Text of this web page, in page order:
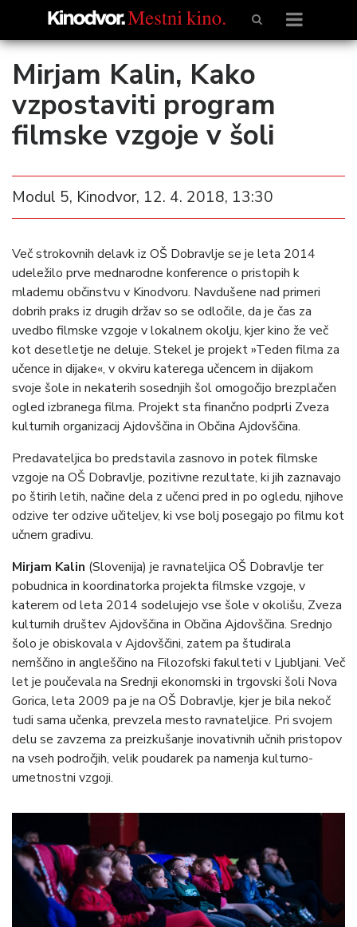
Mirjam Kalin, Kako
vzpostaviti program
filmske vzgoje v šoli
Modul 5, Kinodvor, 12. 4. 2018, 13:30
Več strokovnih delavk iz OŠ Dobravlje se je leta 2014
udeležilo prve mednarodne konference o pristopih k
mlademu občinstvu v Kinodvoru. Navdušene nad primeri
dobrih praks iz drugih držav so se odločile, da je čas za
uvedbo filmske vzgoje v lokalnem okolju, kjer kino že več
kot desetletje ne deluje. Stekel je projekt »Teden filma za
učence in dijake«, v okviru katerega učencem in dijakom
svoje šole in nekaterih sosednjih šol omogočijo brezplačen
ogled izbranega filma. Projekt sta finančno podprli Zveza
kulturnih organizacij Ajdovščina in Občina Ajdovščina.
Predavateljica bo predstavila zasnovo in potek filmske
vzgoje na OŠ Dobravlje, pozitivne rezultate, ki jih zaznavajo
po štirih letih, načine dela z učenci pred in po ogledu, njihove
odzive ter odzive učiteljev, ki vse bolj posegajo po filmu kot
učnem gradivu.
Mirjam Kalin (Slovenija) je ravnateljica OŠ Dobravlje ter
pobudnica in koordinatorka projekta filmske vzgoje, v
katerem od leta 2014 sodelujejo vse šole v okolišu, Zveza
kulturnih društev Ajdovščina in Občina Ajdovščina. Srednjo
šolo je obiskovala v Ajdovščini, zatem pa študirala
nemščino in angleščino na Filozofski fakulteti v Ljubljani. Več
let je poučevala na Srednji ekonomski in trgovski šoli Nova
Gorica, leta 2009 pa je na OŠ Dobravlje, kjer je bila nekoč
tudi sama učenka, prevzela mesto ravnateljice. Pri svojem
delu se zavzema za preizkušanje inovativnih učnih pristopov
na vseh področjih, velik poudarek pa namenja kulturno-
umetnostni vzgoji.